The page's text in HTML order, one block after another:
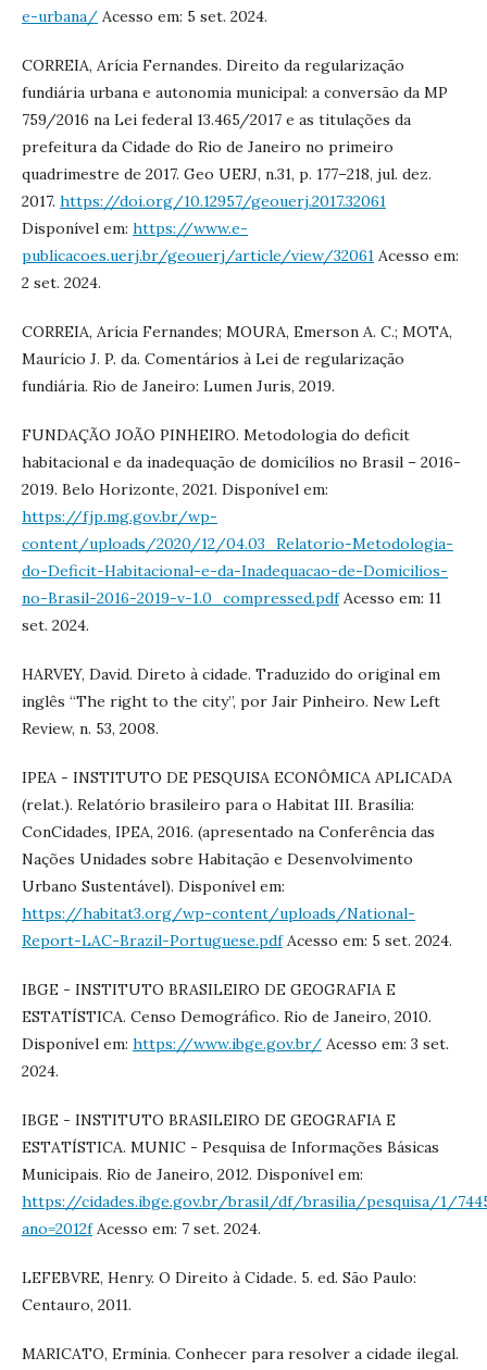
e-urbana/ Acesso em: 5 set. 2024.
CORREIA, Arícia Fernandes. Direito da regularização
fundiária urbana e autonomia municipal: a conversão da MP
759/2016 na Lei federal 13.465/2017 e as titulações da
prefeitura da Cidade do Rio de Janeiro no primeiro
quadrimestre de 2017. Geo UERJ, n.31, p. 177–218, jul. dez.
2017. https://doi.org/10.12957/geouerj.2017.32061
Disponível em: https://www.e-
publicacoes.uerj.br/geouerj/article/view/32061 Acesso em:
2 set. 2024.
CORREIA, Arícia Fernandes; MOURA, Emerson A. C.; MOTA,
Maurício J. P. da. Comentários à Lei de regularização
fundiária. Rio de Janeiro: Lumen Juris, 2019.
FUNDAÇÃO JOÃO PINHEIRO. Metodologia do deficit
habitacional e da inadequação de domicílios no Brasil – 2016-
2019. Belo Horizonte, 2021. Disponível em:
https://fjp.mg.gov.br/wp-
content/uploads/2020/12/04.03_Relatorio-Metodologia-
do-Deficit-Habitacional-e-da-Inadequacao-de-Domicilios-
no-Brasil-2016-2019-v-1.0_compressed.pdfAcesso em: 11
set. 2024.
HARVEY, David. Direto à cidade. Traduzido do original em
inglês “The right to the city”, por Jair Pinheiro. New Left
Review, n. 53, 2008.
IPEA - INSTITUTO DE PESQUISA ECONÔMICA APLICADA
(relat.). Relatório brasileiro para o Habitat III. Brasília:
ConCidades, IPEA, 2016. (apresentado na Conferência das
Nações Unidades sobre Habitação e Desenvolvimento
Urbano Sustentável). Disponível em:
https://habitat3.org/wp-content/uploads/National-
Report-LAC-Brazil-Portuguese.pdfAcesso em: 5 set. 2024.
IBGE - INSTITUTO BRASILEIRO DE GEOGRAFIA E
ESTATÍSTICA. Censo Demográfico. Rio de Janeiro, 2010.
Disponível em: https://www.ibge.gov.br/ Acesso em: 3 set.
2024.
IBGE - INSTITUTO BRASILEIRO DE GEOGRAFIA E
ESTATÍSTICA. MUNIC - Pesquisa de Informações Básicas
Municipais. Rio de Janeiro, 2012. Disponível em:
https://cidades.ibge.gov.br/brasil/df/brasilia/pesquisa/1/
ano=2012fAcesso em: 7 set. 2024.
LEFEBVRE, Henry. O Direito à Cidade. 5. ed. São Paulo:
Centauro, 2011.
MARICATO, Ermínia. Conhecer para resolver a cidade ilegal.